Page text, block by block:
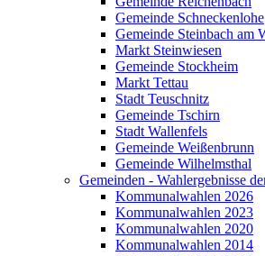
Gemeinde Schneckenlohe
Gemeinde Steinbach am
Markt Steinwiesen
Gemeinde Stockheim
Markt Tettau
Stadt Teuschnitz
Gemeinde Tschirn
Stadt Wallenfels
Gemeinde Weißenbrunn
Gemeinde Wilhelmsthal
Gemeinden - Wahlergebnisse
Kommunalwahlen 2026
Kommunalwahlen 2023
Kommunalwahlen 2020
Kommunalwahlen 2014